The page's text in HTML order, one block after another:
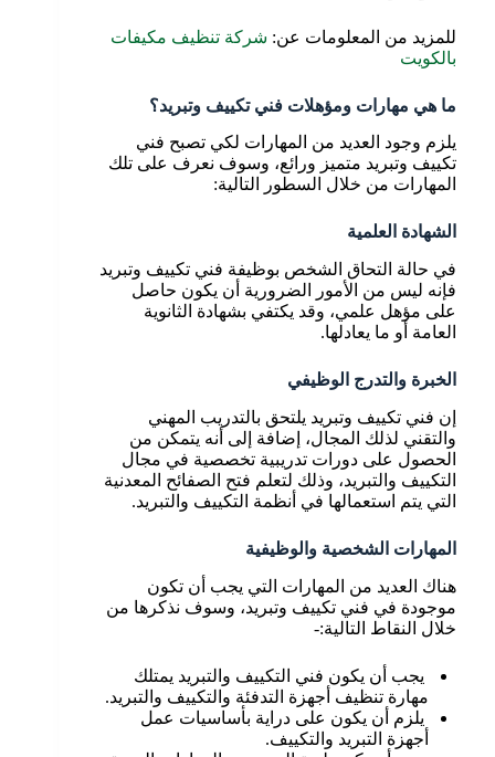
للمزيد من المعلومات عن: شركة تنظيف مكيفات
بالكويت
ما هي مهارات ومؤهلات فني تكييف وتبريد؟
يلزم وجود العديد من المهارات لكي تصبح فني
تكييف وتبريد متميز ورائع، وسوف نعرف على تلك
المهارات من خلال السطور التالية:
الشهادة العلمية
في حالة التحاق الشخص بوظيفة فني تكييف وتبريد
فإنه ليس من الأمور الضرورية أن يكون حاصل
على مؤهل علمي، وقد يكتفي بشهادة الثانوية
العامة أو ما يعادلها.
الخبرة والتدرج الوظيفي
إن فني تكييف وتبريد يلتحق بالتدريب المهني
والتقني لذلك المجال، إضافة إلى أنه يتمكن من
الحصول على دورات تدريبية تخصصية في مجال
التكييف والتبريد، وذلك لتعلم فتح الصفائح المعدنية
التي يتم استعمالها في أنظمة التكييف والتبريد.
المهارات الشخصية والوظيفية
هناك العديد من المهارات التي يجب أن تكون
موجودة في فني تكييف وتبريد، وسوف نذكرها من
خلال النقاط التالية:-
يجب أن يكون فني التكييف والتبريد يمتلك
مهارة تنظيف أجهزة التدفئة والتكييف والتبريد.
يلزم أن يكون على دراية بأساسيات عمل
أجهزة التبريد والتكييف.